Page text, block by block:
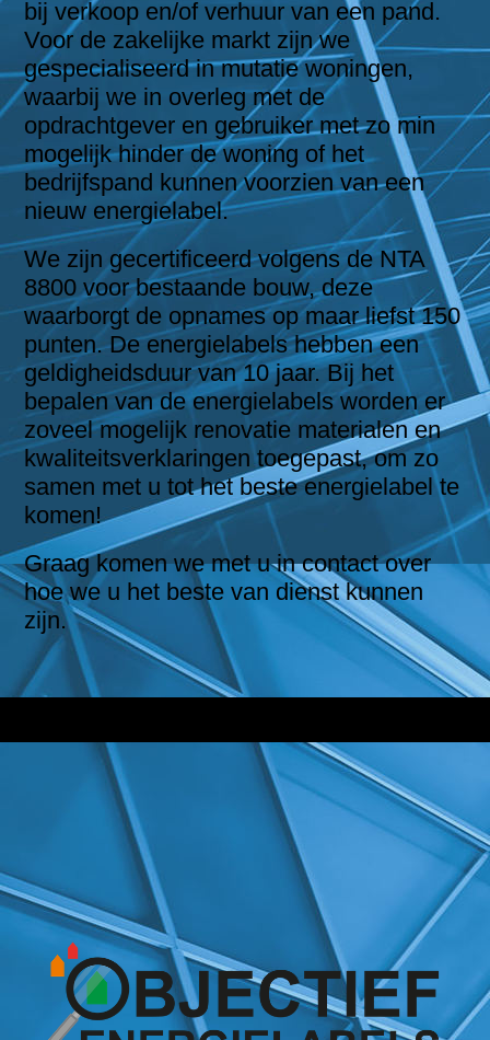
bij verkoop en/of verhuur van een pand.
Voor de zakelijke markt zijn we
gespecialiseerd in mutatie woningen,
waarbij we in overleg met de
opdrachtgever en gebruiker met zo min
mogelijk hinder de woning of het
bedrijfspand kunnen voorzien van een
nieuw energielabel.
We zijn gecertificeerd volgens de NTA
8800 voor bestaande bouw, deze
waarborgt de opnames op maar liefst 150
punten. De energielabels hebben een
geldigheidsduur van 10 jaar. Bij het
bepalen van de energielabels worden er
zoveel mogelijk renovatie materialen en
kwaliteitsverklaringen toegepast, om zo
samen met u tot het beste energielabel te
komen!
Graag komen we met u in contact over
hoe we u het beste van dienst kunnen
zijn.